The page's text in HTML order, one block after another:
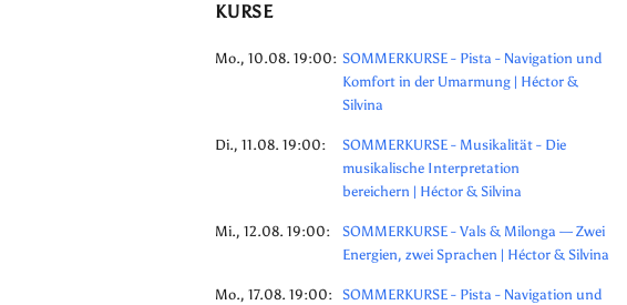
KURSE
Mo., 10.08. 19:00: SOMMERKURSE - Pista - Navigation und
Komfort in der Umarmung | Héctor &
Silvina
Di., 11.08. 19:00:
SOMMERKURSE - Musikalität - Die
musikalische Interpretation
bereichern | Héctor & Silvina
Mi., 12.08. 19:00:
SOMMERKURSE - Vals & Milonga — Zwei
Energien, zwei Sprachen | Héctor & Silvina
Mo., 17.08. 19:00: SOMMERKURSE - Pista - Navigation und